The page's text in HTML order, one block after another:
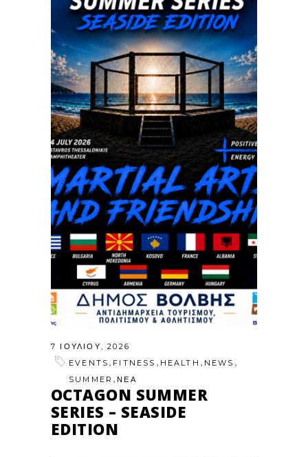
7 ΙΟΥΛΊΟΥ, 2026
EVENTS , FITNESS , HEALTH , NEWS ,
SUMMER ,ΝΕΑ
OCTAGON SUMMER
SERIES – SEASIDE
EDITION